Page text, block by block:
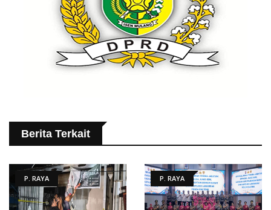
Berita Terkait
P. RAYA P. RAYA